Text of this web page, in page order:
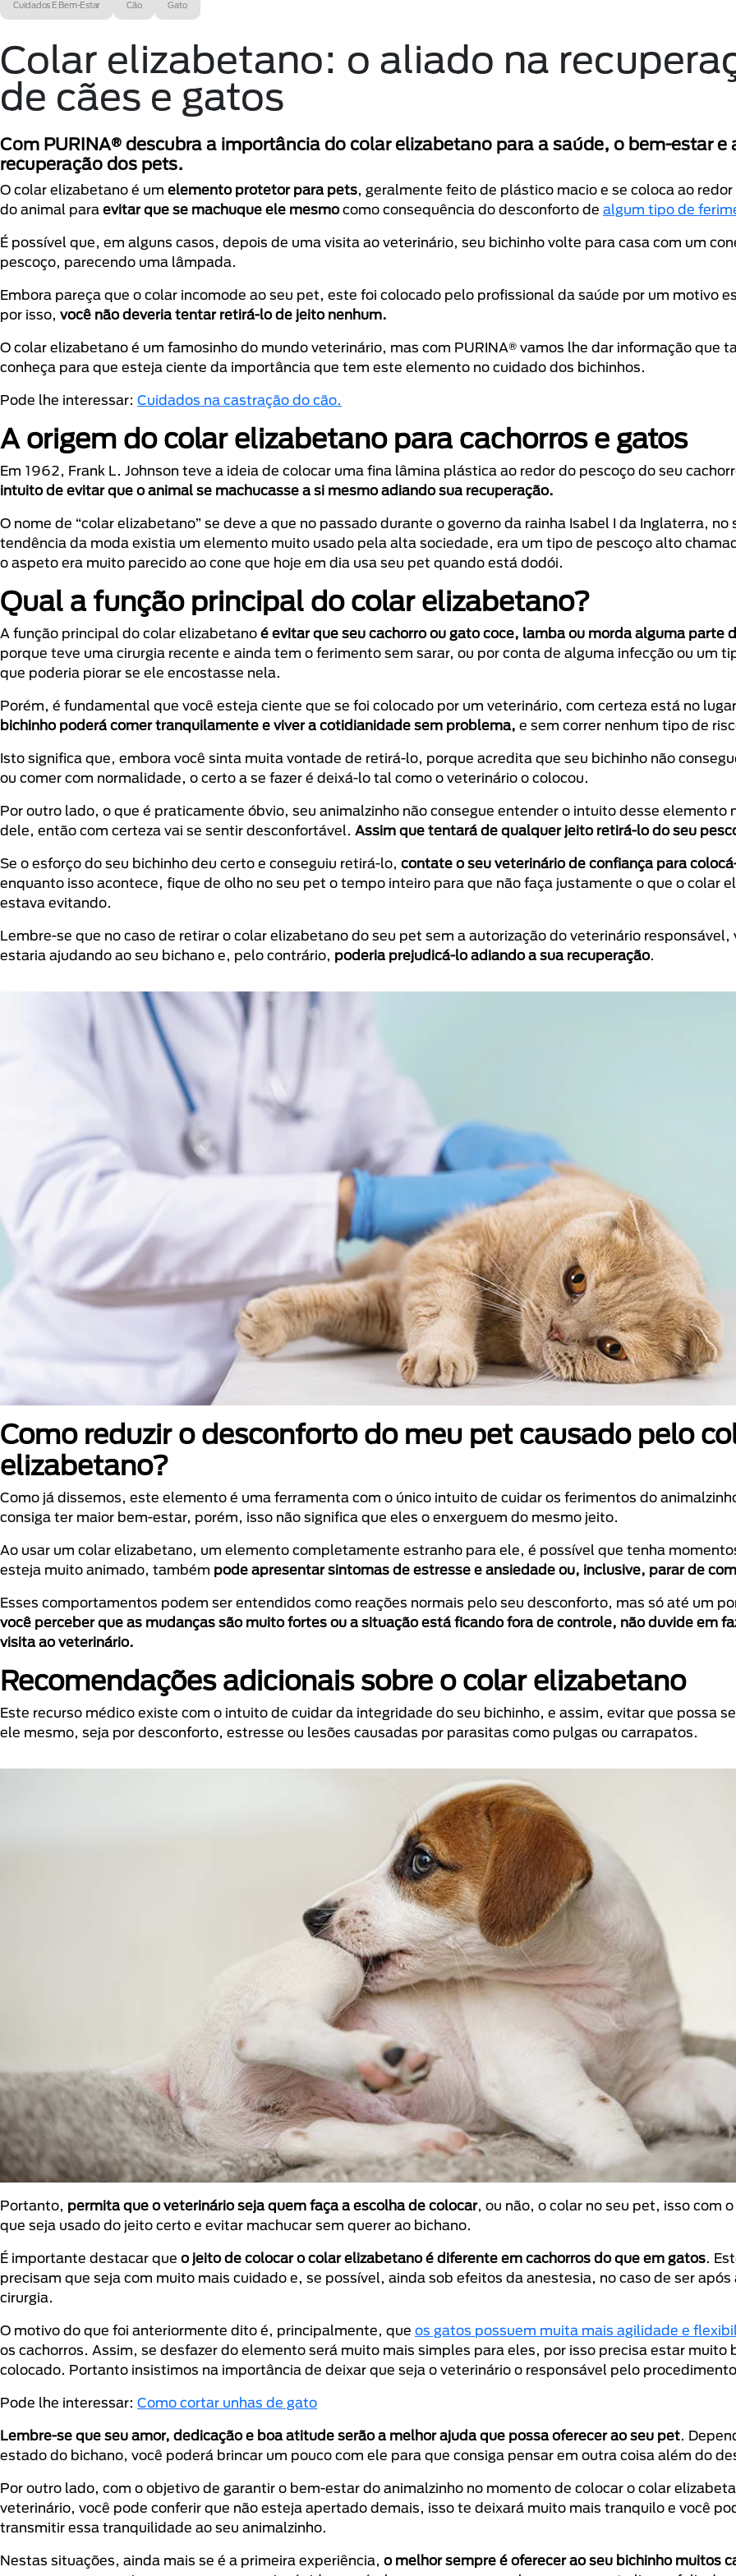
Cuidados E Bem-Estar Cão Gato
Colar elizabetano: o aliado na
de cães e gatos
Com PURINA® descubra a importância do colar elizabetano para a saúde, o bem-estar e
recuperação dos pets.
O colar elizabetano é um elemento protetor para pets, geralmente feito de plástico macio e se coloca ao
do animal para evitar que se machuque ele mesmocomo consequência do desconforto de algum tipo de
É possível que, em alguns casos, depois de uma visita ao veterinário, seu bichinho volte para casa com um
pescoço, parecendo uma lâmpada.
Embora pareça que o colar incomode ao seu pet, este foi colocado pelo profissional da saúde por um motivo
por isso, você não deveria tentar retirá-lo de jeito nenhum.
O colar elizabetano é um famosinho do mundo veterinário, mas com PURINA® vamos lhe dar informação que
conheça para que esteja ciente da importância que tem este elemento no cuidado dos bichinhos.
Pode lhe interessar: Cuidados na castração do cão.
A origem do colar elizabetano para cachorros e gatos
Em 1962, Frank L. Johnson teve a ideia de colocar uma fina lâmina plástica ao redor do pescoço do seu
intuito de evitar que o animal se machucasse a si mesmo adiando sua recuperação.
O nome de “colar elizabetano” se deve a que no passado durante o governo da rainha Isabel I da Inglaterra, no
tendência da moda existia um elemento muito usado pela alta sociedade, era um tipo de pescoço alto
o aspeto era muito parecido ao cone que hoje em dia usa seu pet quando está dodói.
Qual a função principal do colar elizabetano?
A função principal do colar elizabetano é evitar que seu cachorro ou gato coce, lamba ou morda alguma parte
porque teve uma cirurgia recente e ainda tem o ferimento sem sarar, ou por conta de alguma infecção ou um
que poderia piorar se ele encostasse nela.
Porém, é fundamental que você esteja ciente que se foi colocado por um veterinário, com certeza está no
bichinho poderá comer tranquilamente e viver a cotidianidade sem problema, e sem correr nenhum tipo de
Isto significa que, embora você sinta muita vontade de retirá-lo, porque acredita que seu bichinho não
ou comer com normalidade, o certo a se fazer é deixá-lo tal como o veterinário o colocou.
Por outro lado, o que é praticamente óbvio, seu animalzinho não consegue entender o intuito desse elemento
dele, então com certeza vai se sentir desconfortável. Assim que tentará de qualquer jeito retirá-lo do seu
Se o esforço do seu bichinho deu certo e conseguiu retirá-lo, contate o seu veterinário de confiança para
enquanto isso acontece, fique de olho no seu pet o tempo inteiro para que não faça justamente o que o colar
estava evitando.
Lembre-se que no caso de retirar o colar elizabetano do seu pet sem a autorização do veterinário responsável,
estaria ajudando ao seu bichano e, pelo contrário, poderia prejudicá-lo adiando a sua recuperação.
Como reduzir o desconforto do meu pet causado pelo
elizabetano?
Como já dissemos, este elemento é uma ferramenta com o único intuito de cuidar os ferimentos do
consiga ter maior bem-estar, porém, isso não significa que eles o enxerguem do mesmo jeito.
Ao usar um colar elizabetano, um elemento completamente estranho para ele, é possível que tenha
esteja muito animado, também pode apresentar sintomas de estresse e ansiedade ou, inclusive, parar de
Esses comportamentos podem ser entendidos como reações normais pelo seu desconforto, mas só até um
você perceber que as mudanças são muito fortes ou a situação está ficando fora de controle, não duvide em
visita ao veterinário.
Recomendações adicionais sobre o colar elizabetano
Este recurso médico existe com o intuito de cuidar da integridade do seu bichinho, e assim, evitar que possa
ele mesmo, seja por desconforto, estresse ou lesões causadas por parasitas como pulgas ou carrapatos.
Portanto, permita que o veterinário seja quem faça a escolha de colocar, ou não, o colar no seu pet, isso com
que seja usado do jeito certo e evitar machucar sem querer ao bichano.
É importante destacar que o jeito de colocar o colar elizabetano é diferente em cachorros do que em gatos.
precisam que seja com muito mais cuidado e, se possível, ainda sob efeitos da anestesia, no caso de ser
cirurgia.
O motivo do que foi anteriormente dito é, principalmente, que os gatos possuem muita mais agilidade e
os cachorros. Assim, se desfazer do elemento será muito mais simples para eles, por isso precisa estar muito
colocado. Portanto insistimos na importância de deixar que seja o veterinário o responsável pelo
Pode lhe interessar: Como cortar unhas de gato
Lembre-se que seu amor, dedicação e boa atitude serão a melhor ajuda que possa oferecer ao seu pet.
estado do bichano, você poderá brincar um pouco com ele para que consiga pensar em outra coisa além do
Por outro lado, com o objetivo de garantir o bem-estar do animalzinho no momento de colocar o colar
veterinário, você pode conferir que não esteja apertado demais, isso te deixará muito mais tranquilo e você
transmitir essa tranquilidade ao seu animalzinho.
Nestas situações, ainda mais se é a primeira experiência, o melhor sempre é oferecer ao seu bichinho muitos